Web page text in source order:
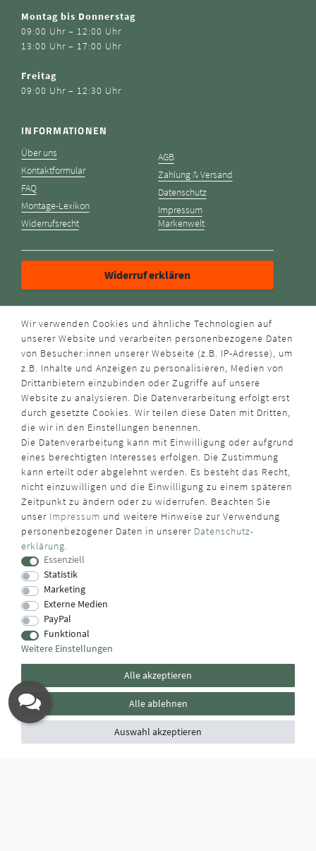
Montag bis Donnerstag
09:00 Uhr – 12:00 Uhr
13:00 Uhr – 17:00 Uhr
Freitag
09:00 Uhr – 12:30 Uhr
INFORMATIONEN
Über uns
Kontaktformular
FAQ
Montage-Lexikon
Widerrufsrecht
AGB
Zahlung & Versand
Datenschutz
Impressum
Markenwelt
Widerruf erklären
ZAHLUNGSARTEN
VERSANDART
WUSSTEN SIE SCHON?
Das Käufersiegel des Händlerbunds garantiert Ihnen
100%.-ige Zahlungssicherheit, größtmöglichen Datenschutz
und Geld-zurück-Garantie bei Nicht- oder Falschlieferung.
Wir verwenden Cookies und ähnliche Technologien auf
unserer Website und verarbeiten personenbezogene Daten
von Besucher:innen unserer Webseite (z.B. IP-Adresse), um
z.B. Inhalte und Anzeigen zu personalisieren, Medien von
Drittanbietern einzubinden oder Zugriffe auf unsere
Website zu analysieren. Die Datenverarbeitung erfolgt erst
durch gesetzte Cookies. Wir teilen diese Daten mit Dritten,
die wir in den Einstellungen benennen.
Die Datenverarbeitung kann mit Einwilligung oder aufgrund
eines berechtigten Interesses erfolgen. Die Zustimmung
kann erteilt oder abgelehnt werden. Es besteht das Recht,
nicht einzuwilligen und die Einwilligung zu einem späteren
Zeitpunkt zu ändern oder zu widerrufen. Beachten Sie
unser Impressum und weitere Hinweise zur Verwendung
personenbezogener Daten in unserer Daten­schutz­
erklärung.
Essenziell
Statistik
Marketing
Externe Medien
PayPal
Funktional
Weitere Einstellungen
Alle akzeptieren
Alle ablehnen
Auswahl akzeptieren